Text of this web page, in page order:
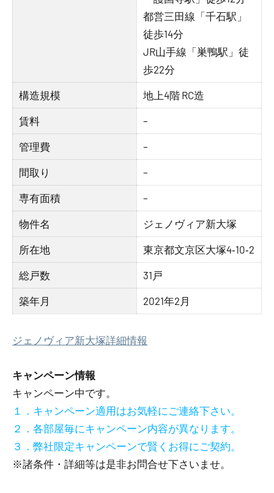
都営三田線「千石駅」
徒歩14分
JR山手線「巣鴨駅」徒
歩22分
構造規模 地上4階 RC造
賃料 –
管理費 –
間取り –
専有面積 –
物件名 ジェノヴィア新大塚
所在地 東京都文京区大塚4‐10‐2
総戸数 31戸
築年月 2021年2月
ジェノヴィア新大塚詳細情報
キャンペーン情報
キャンペーン中です。
１．キャンペーン適用はお気軽にご連絡下さい。
２．各部屋毎にキャンペーン内容が異なります。
３．弊社限定キャンペーンで賢くお得にご契約。
※諸条件・詳細等は是非お問合せ下さいませ。